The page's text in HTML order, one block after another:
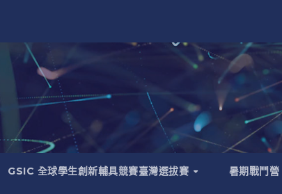
GSIC 全球學生創新輔具競賽臺灣選拔賽 暑期戰鬥營